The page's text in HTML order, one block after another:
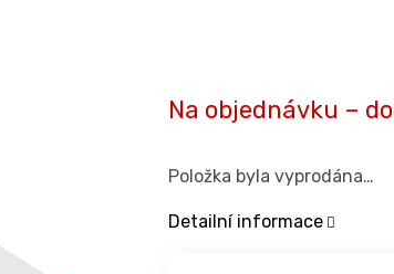
Na objednávku –
Položka byla vyprodána…
Detailní informace